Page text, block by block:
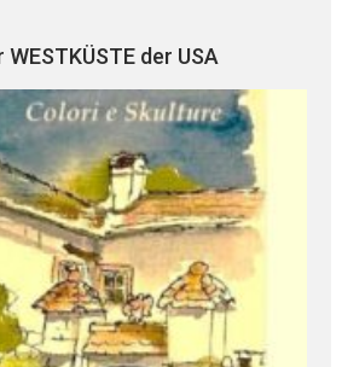
WESTKÜSTE der USA